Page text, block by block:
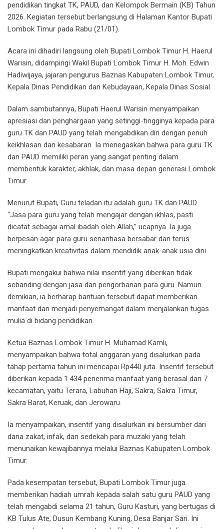
pendidikan tingkat TK, PAUD, dan Kelompok Bermain (KB) Tahun
2026. Kegiatan tersebut berlangsung di Halaman Kantor Bupati
Lombok Timur pada Rabu (21/01).
Acara ini dihadiri langsung oleh Bupati Lombok Timur H. Haerul
Warisin, didampingi Wakil Bupati Lombok Timur H. Moh. Edwin
Hadiwijaya, jajaran pengurus Baznas Kabupaten Lombok Timur,
Kepala Dinas Pendidikan dan Kebudayaan, Kepala Dinas Sosial.
Dalam sambutannya, Bupati Haerul Warisin menyampaikan
apresiasi dan penghargaan yang setinggi-tingginya kepada para
guru TK dan PAUD yang telah mengabdikan diri dengan penuh
keikhlasan dan kesabaran. Ia menegaskan bahwa para guru TK
dan PAUD memiliki peran yang sangat penting dalam
membentuk karakter, akhlak, dan masa depan generasi Lombok
Timur.
Menurut Bupati, Guru teladan itu adalah guru TK dan PAUD.
“Jasa para guru yang telah mengajar dengan ikhlas, pasti
dicatat sebagai amal ibadah oleh Allah,” ucapnya. Ia juga
berpesan agar para guru senantiasa bersabar dan terus
meningkatkan kreativitas dalam mendidik anak-anak usia dini.
Bupati mengakui bahwa nilai insentif yang diberikan tidak
sebanding dengan jasa dan pengorbanan para guru. Namun
demikian, ia berharap bantuan tersebut dapat memberikan
manfaat dan menjadi penyemangat dalam menjalankan tugas
mulia di bidang pendidikan.
Ketua Baznas Lombok Timur H. Muhamad Kamli,
menyampaikan bahwa total anggaran yang disalurkan pada
tahap pertama tahun ini mencapai Rp440 juta. Insentif tersebut
diberikan kepada 1.434 penerima manfaat yang berasal dari 7
kecamatan, yaitu Terara, Labuhan Haji, Sakra, Sakra Timur,
Sakra Barat, Keruak, dan Jerowaru.
Ia menyampaikan, insentif yang disalurkan ini bersumber dari
dana zakat, infak, dan sedekah para muzaki yang telah
menunaikan kewajibannya melalui Baznas Kabupaten Lombok
Timur.
Pada kesempatan tersebut, Bupati Lombok Timur juga
memberikan hadiah umrah kepada salah satu guru PAUD yang
telah mengabdi selama 21 tahun, Guru Kasturi, yang bertugas di
KB Tulus Ate, Dusun Kembang Kuning, Desa Banjar Sari. Ini